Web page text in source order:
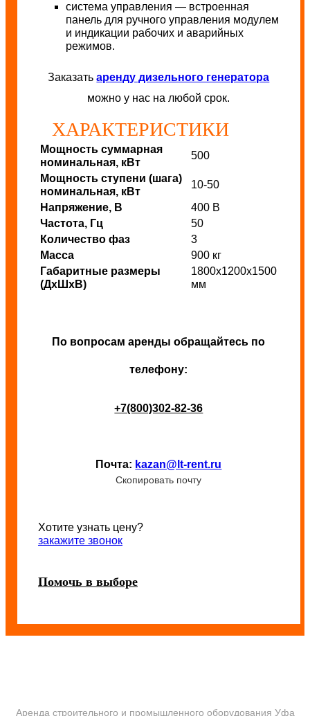
система управления — встроенная
панель для ручного управления модулем
и индикации рабочих и аварийных
режимов.
Заказатьаренду дизельного генератора
можно у нас на любой срок.
ХАРАКТЕРИСТИКИ
Мощность суммарная
номинальная, кВт
500
Мощность ступени (шага)
номинальная, кВт
10-50
Напряжение, В
400 В
Частота, Гц
50
Количество фаз
3
Масса
900 кг
Габаритные размеры
(ДхШхВ)
1800х1200х1500
мм
По вопросам аренды обращайтесь по
телефону:
+7(800)302-82-36
Почта: kazan@lt-rent.ru
Скопировать почту
Хотите узнать цену?
закажите звонок
Помочь в выборе
Аренда строительного и промышленного оборудования Уфа